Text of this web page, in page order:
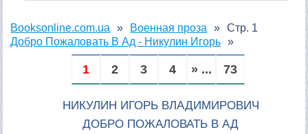
Booksonline.com.ua
Военная проза
Добро Пожаловать В Ад - Никулин Игорь
Стр. 1
1 2 3 4 » ... 73
НИКУЛИН ИГОРЬ ВЛАДИМИРОВИЧ
ДОБРО ПОЖАЛОВАТЬ В АД